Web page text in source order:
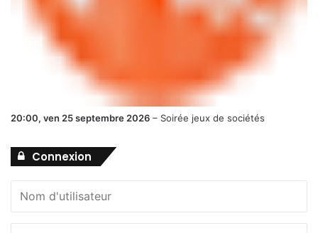
20:00, ven 25 septembre 2026 – Soirée jeux de sociétés
Connexion